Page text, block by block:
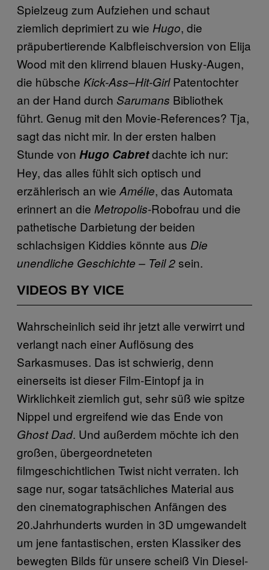
Spielzeug zum Aufziehen und schaut
ziemlich deprimiert zu wie Hugo, die
präpubertierende Kalbfleischversion von Elija
Wood mit den klirrend blauen Husky-Augen,
die hübsche Kick-Ass–Hit-GirlPatentochter
an der Hand durch Sarumans Bibliothek
führt. Genug mit den Movie-References? Tja,
sagt das nicht mir. In der ersten halben
Stunde von Hugo Cabretdachte ich nur:
Hey, das alles fühlt sich optisch und
erzählerisch an wie Amélie, das Automata
erinnert an die Metropolis-Robofrau und die
pathetische Darbietung der beiden
schlachsigen Kiddies könnte aus Die
unendliche Geschichte – Teil 2sein.
VIDEOS BY VICE
Wahrscheinlich seid ihr jetzt alle verwirrt und
verlangt nach einer Auflösung des
Sarkasmuses. Das ist schwierig, denn
einerseits ist dieser Film-Eintopf ja in
Wirklichkeit ziemlich gut, sehr süß wie spitze
Nippel und ergreifend wie das Ende von
Ghost Dad. Und außerdem möchte ich den
großen, übergeordneteten
filmgeschichtlichen Twist nicht verraten. Ich
sage nur, sogar tatsächliches Material aus
den cinematographischen Anfängen des
20.Jahrhunderts wurden in 3D umgewandelt
um jene fantastischen, ersten Klassiker des
bewegten Bilds für unsere scheiß Vin Diesel-